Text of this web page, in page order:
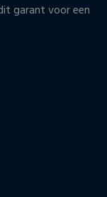
garant voor een